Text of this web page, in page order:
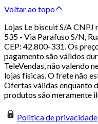
Voltar ao topo
Lojas Le biscuit S/A
535 - Via Parafuso S/N,
CEP: 42.800-331. Os
pagamento são válidos
TeleVendas, não valendo
lojas físicas. O frete não
Ofertas válidas enquanto
produtos são meramente
Politica de privacidade